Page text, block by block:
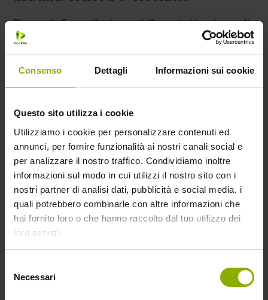
Consenso Dettagli Informazioni sui cookie
Questo sito utilizza i cookie
Utilizziamo i cookie per personalizzare contenuti ed
annunci, per fornire funzionalità ai nostri canali social e
per analizzare il nostro traffico. Condividiamo inoltre
informazioni sul modo in cui utilizzi il nostro sito con i
nostri partner di analisi dati, pubblicità e social media, i
quali potrebbero combinarle con altre informazioni che
hai fornito loro o che hanno raccolto dal tuo utilizzo dei
loro servizi.
delNecessari
Pierpaolo Capovilla è una delle voci più autorevoli
e profonde della scena musicale indie italiana.
Bassista, cantante e frontman de Il Teatro degli
Orrori e dei One Dimensional Man, Capovilla è da
L’artista vede
“una poesia urbana, una tenera e terribile narrazione
di quale purgatorio possa diventare la vita delle
donne in un’Italia indifferente e individualista,
misogina e prevaricatrice come mai prima d’ora. […]
In “Sole Cuore Amore” la cultura del lavoro e della
legalità viene narrata nel suo irrimediabile tramonto
individualistico: l’orizzonte della contemporaneità è
mutato, e in questo orizzonte sembra non esserci
più spazio per la solidarietà, la reciprocità, la